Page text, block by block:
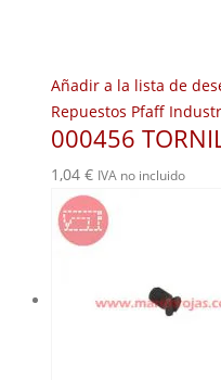
Añadir a la lista de
Repuestos Pfaff
000456
1,04 € IVA no incluido